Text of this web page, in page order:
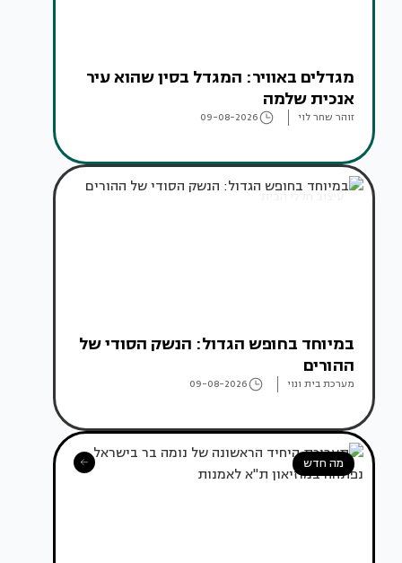
מגדלים באוויר: המגדל בסין שהוא עיר
אנכית שלמה
זוהר שחר לוי 09-08-2026
במיוחד בחופש הגדול: הנשק הסודי של
ההורים
מערכת בית ונוי 09-08-2026
מה חדש